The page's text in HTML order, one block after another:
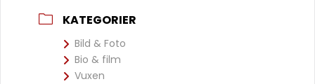
KATEGORIER
Bild & Foto
Bio & film
Vuxen